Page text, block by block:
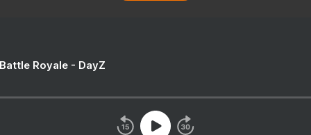
Royale - DayZ